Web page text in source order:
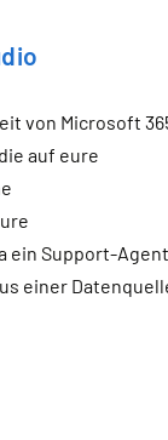
von Microsoft
auf eure
ein Support-Agent
einer